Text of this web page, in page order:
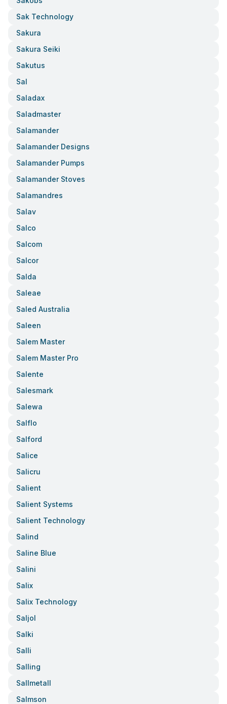
Sak Technology
Sakura
Sakura Seiki
Sakutus
Sal
Saladax
Saladmaster
Salamander
Salamander Designs
Salamander Pumps
Salamander Stoves
Salamandres
Salav
Salco
Salcom
Salcor
Salda
Saleae
Saled Australia
Saleen
Salem Master
Salem Master Pro
Salente
Salesmark
Salewa
Salflo
Salford
Salice
Salicru
Salient
Salient Systems
Salient Technology
Salind
Saline Blue
Salini
Salix
Salix Technology
Saljol
Salki
Salli
Salling
Sallmetall
Salmson